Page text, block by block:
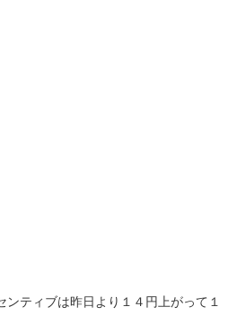
ティブは昨日より１４円上がって１